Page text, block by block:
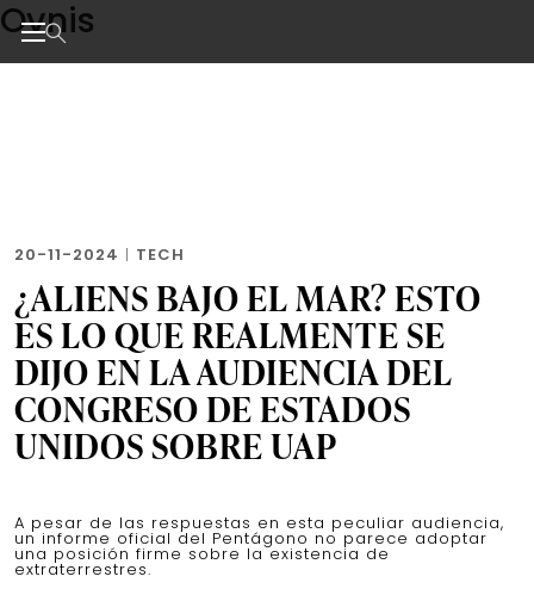
Skip
to
the
Ovnis
20-11-2024 | TECH
¿ALIENS BAJO EL MAR? ESTO
ES LO QUE REALMENTE SE
DIJO EN LA AUDIENCIA DEL
CONGRESO DE ESTADOS
UNIDOS SOBRE UAP
A pesar de las respuestas en esta peculiar audiencia,
un informe oficial del Pentágono no parece adoptar
una posición firme sobre la existencia de
extraterrestres.